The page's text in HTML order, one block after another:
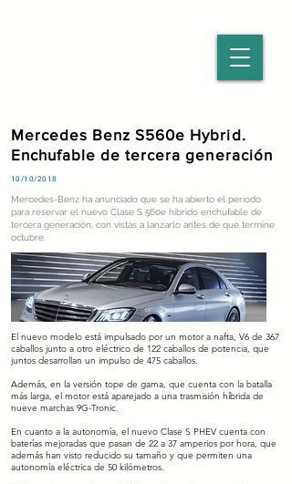
Mercedes Benz S560e Hybrid.
Enchufable de tercera generación
10/10/2018
Mercedes-Benz ha anunciado que se ha abierto el periodo
para reservar el nuevo Clase S 560e híbrido enchufable de
tercera generación, con vistas a lanzarlo antes de que termine
octubre.
El nuevo modelo está impulsado por un motor a nafta, V6 de 367
caballos junto a otro eléctrico de 122 caballos de potencia, que
juntos desarrollan un impulso de 475 caballos.
Además, en la versión tope de gama, que cuenta con la batalla
más larga, el motor está aparejado a una trasmisión híbrida de
nueve marchas 9G-Tronic.
En cuanto a la autonomía, el nuevo Clase S PHEV cuenta con
baterías mejoradas que pasan de 22 a 37 amperios por hora, que
además han visto reducido su tamaño y que permiten una
autonomía eléctrica de 50 kilómetros.